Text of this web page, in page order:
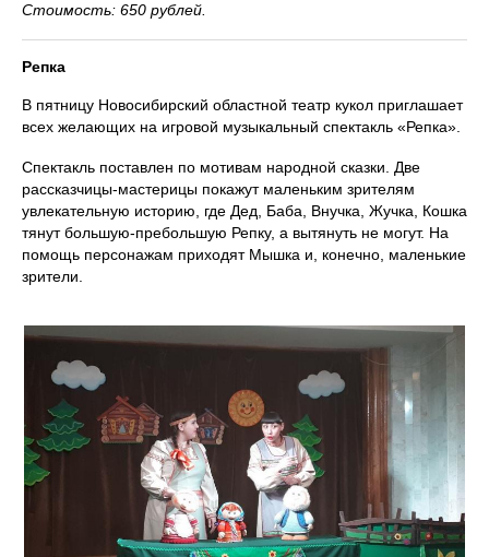
Стоимость: 650 рублей.
Репка
В пятницу Новосибирский областной театр кукол приглашает
всех желающих на игровой музыкальный спектакль «Репка».
Спектакль поставлен по мотивам народной сказки. Две
рассказчицы-мастерицы покажут маленьким зрителям
увлекательную историю, где Дед, Баба, Внучка, Жучка, Кошка
тянут большую-пребольшую Репку, а вытянуть не могут. На
помощь персонажам приходят Мышка и, конечно, маленькие
зрители.